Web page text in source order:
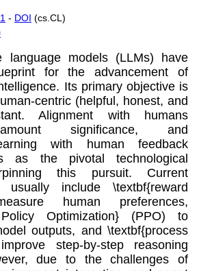
- DOI (cs.CL)
language models (LLMs) have
for the advancement of
Its primary objective is
centric (helpful, honest, and
Alignment with humans
significance, and
with human feedback
as the pivotal technological
this pursuit. Current
usually include \textbf{reward
human preferences,
Policy Optimization} (PPO) to
outputs, and \textbf{process
step-by-step reasoning
due to the challenges of